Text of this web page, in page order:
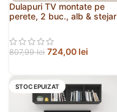
Dulapuri TV montate pe
perete, 2 buc., alb & stejar
807,99lei 724,00 lei
STOC EPUIZAT